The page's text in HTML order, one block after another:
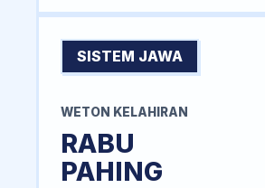
SISTEM JAWA
WETON KELAHIRAN
RABU
PAHING